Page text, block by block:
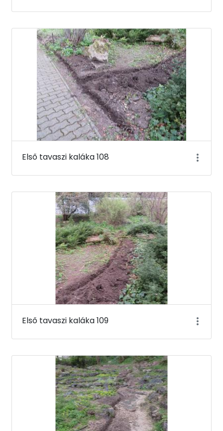
Első tavaszi kaláka 108
Első tavaszi kaláka 109